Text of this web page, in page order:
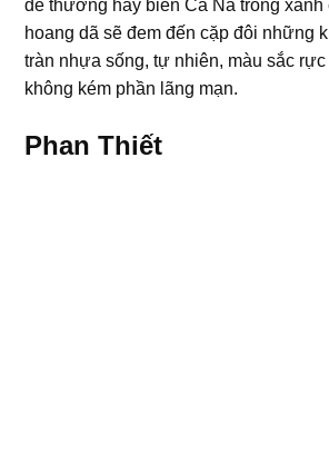
dễ thương hay biển Cà Ná trong xanh
hoang dã sẽ đem đến cặp đôi những
tràn nhựa sống, tự nhiên, màu sắc
không kém phần lãng mạn.
Phan Thiết